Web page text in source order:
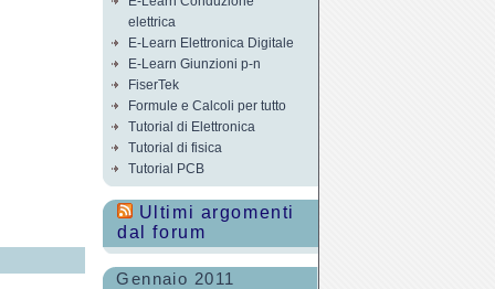
elettrica
E-Learn Elettronica Digitale
E-Learn Giunzioni p-n
FiserTek
Formule e Calcoli per tutto
Tutorial di Elettronica
Tutorial di fisica
Tutorial PCB
Ultimi argomenti
dal forum
Gennaio 2011